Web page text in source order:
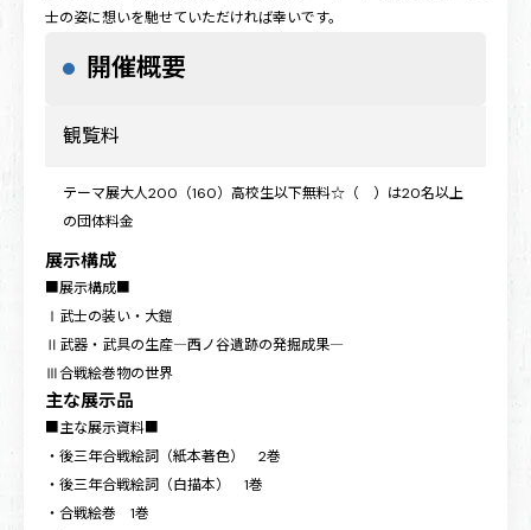
士の姿に想いを馳せていただければ幸いです。
開催概要
観覧料
テーマ展大人200（160）高校生以下無料☆（ ）は20名以上
の団体料金
展示構成
■展示構成■
Ⅰ武士の装い・大鎧
Ⅱ武器・武具の生産―西ノ谷遺跡の発掘成果―
Ⅲ合戦絵巻物の世界
主な展示品
■主な展示資料■
・後三年合戦絵詞（紙本著色） 2巻
・後三年合戦絵詞（白描本） 1巻
・合戦絵巻 1巻